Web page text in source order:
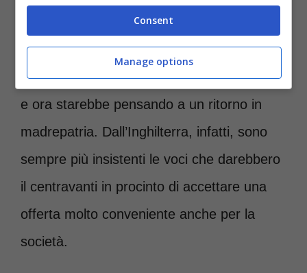
Per far fronte a questa lunga assenza, la
Roma si è cautelata con il colpo Lukaku.
Tammy Abraham, dunque, è finito nell’oblio
e ora starebbe pensando a un ritorno in
madrepatria. Dall’Inghilterra, infatti, sono
sempre più insistenti le voci che darebbero
il centravanti in procinto di accettare una
offerta molto conveniente anche per la
società.
Consent
Manage options